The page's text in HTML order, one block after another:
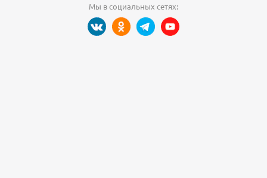
Мы в социальных сетях: